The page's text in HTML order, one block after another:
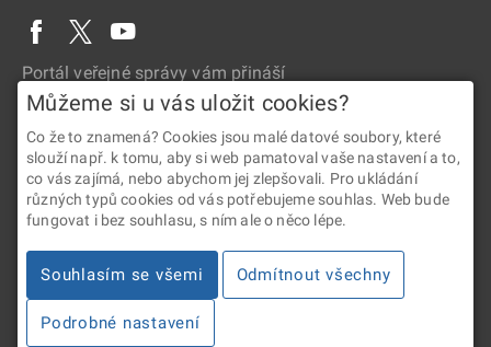
Portál veřejné správy vám přináší
2026 © Digitální a informační agentura • Informace jsou poskytovány
v souladu se zákonem č. 106/1999 Sb., o svobodném přístupu
k informacím.
Můžeme si u vás uložit cookies?
Co že to znamená? Cookies jsou malé datové soubory, které
slouží např. k tomu, aby si web pamatoval vaše nastavení a to,
co vás zajímá, nebo abychom jej zlepšovali. Pro ukládání
různých typů cookies od vás potřebujeme souhlas. Web bude
fungovat i bez souhlasu, s ním ale o něco lépe.
Souhlasím se všemi Odmítnout všechny
Podrobné nastavení